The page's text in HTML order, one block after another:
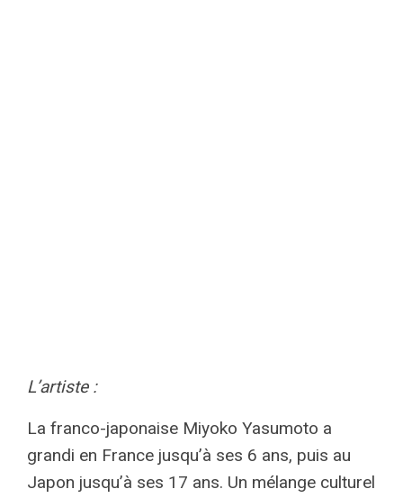
L’artiste :
La franco-japonaise Miyoko Yasumoto a
grandi en France jusqu’à ses 6 ans, puis au
Japon jusqu’à ses 17 ans. Un mélange culturel